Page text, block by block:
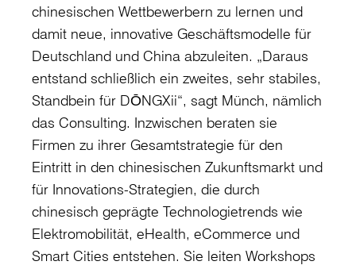
chinesischen Wettbewerbern zu lernen und
damit neue, innovative Geschäftsmodelle für
Deutschland und China abzuleiten. „Daraus
entstand schließlich ein zweites, sehr stabiles,
Standbein für DŌNGXii“, sagt Münch, nämlich
das Consulting. Inzwischen beraten sie
Firmen zu ihrer Gesamtstrategie für den
Eintritt in den chinesischen Zukunftsmarkt und
für Innovations-Strategien, die durch
chinesisch geprägte Technologietrends wie
Elektromobilität, eHealth, eCommerce und
Smart Cities entstehen. Sie leiten Workshops